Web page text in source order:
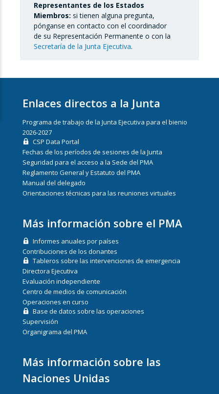
Representantes de los Estados
Miembros: si tienen alguna pregunta,
pónganse en contacto con el coordinador
de su Representación Permanente o con la
Secretaría de la Junta Ejecutiva.
Enlaces directos a la Junta
Programa de trabajo de la Junta Ejecutiva para el bienio
2026-2027
CSP Data Portal
Fechas de los períodos de sesiones de la Junta
Seguridad para el acceso a la Sede del PMA
Reglamento General y Estatuto del PMA
Manual del delegado
Orientaciones técnicas para las reuniones virtuales
Más información sobre el PMA
Informes anuales por países
Contribuciones de los donantes
Tableros sobre las intervenciones de emergencia
Directora Ejecutiva
Evaluación independiente
Centro de medios de comunicación
Operaciones en curso
Base de datos sobre las operaciones
Supervisión
Organigrama del PMA
Más información sobre las
Naciones Unidas